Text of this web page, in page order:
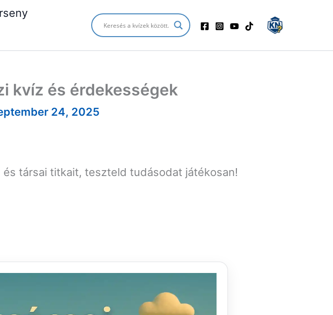
kvíz és érdekességek
24, 2025
társai titkait, teszteld tudásodat játékosan!